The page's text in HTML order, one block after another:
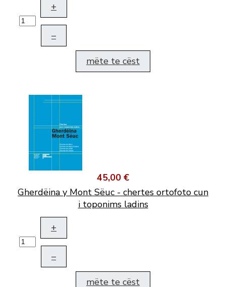
+
–
mëte te cëst
45,00 €
Gherdëina y Mont Sëuc - chertes ortofoto cun
i toponims ladins
+
–
mëte te cëst